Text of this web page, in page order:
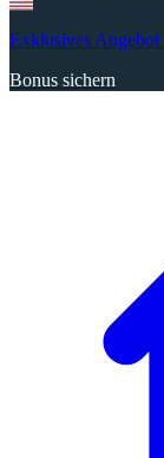
Exklusives Angebot
Bonus sichern